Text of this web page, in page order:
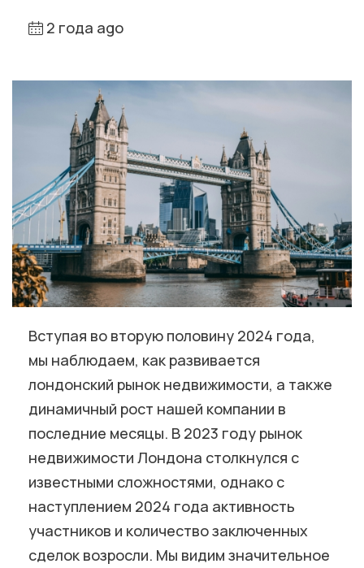
2 года ago
Вступая во вторую половину 2024 года,
мы наблюдаем, как развивается
лондонский рынок недвижимости, а также
динамичный рост нашей компании в
последние месяцы. В 2023 году рынок
недвижимости Лондона столкнулся с
известными сложностями, однако с
наступлением 2024 года активность
участников и количество заключенных
сделок возросли. Мы видим значительное